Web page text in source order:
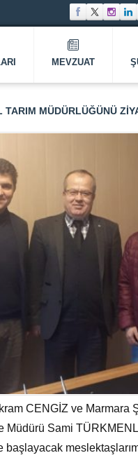
MEVZUAT
MÜDÜRLÜĞÜNÜ
CENGİZ ve Marmara
Müdürü Sami